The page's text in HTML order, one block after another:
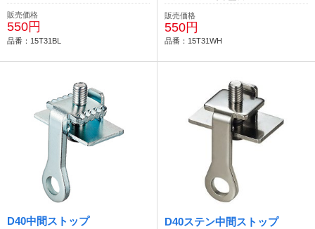
販売価格
550円
品番：15T31BL
販売価格
550円
品番：15T31WH
D40中間ストップ D40ステン中間ストップ